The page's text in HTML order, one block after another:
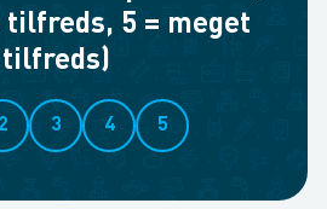
5 = meget
tilfreds)
2 3 4 5